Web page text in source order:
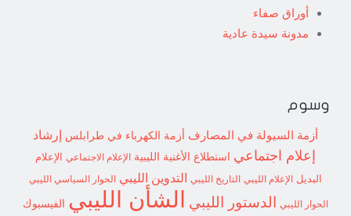
أوراق صفاء
مدونة سيدة عادية
وسوم
أزمة السيولة في المصارف أزمة الكهرباء في طرابلس إرشاد
إعلام اجتماعي استطلاع الأغنية الليبية الإعلام الاجتماعي
الإعلام
البديل الإعلام الليبي التاريخ الليبي التدوين الليبي الحوار السياسي الليبي
الحوار الليبي الدستور الليبي الشأن الليبي الفيسبوك